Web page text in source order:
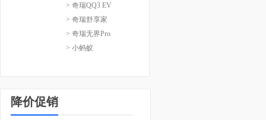
> 奇瑞QQ3 EV
> 奇瑞舒享家
> 奇瑞无界Pro
> 小蚂蚁
降价促销